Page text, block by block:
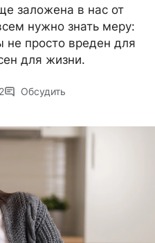
заложена в нас от
нужно знать меру:
не просто вреден для
для жизни.
Обсудить